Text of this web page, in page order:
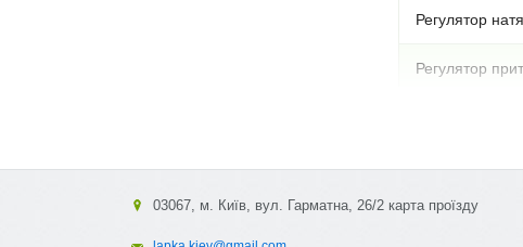
Регулятор
Регулятор
Система
03067, м. Київ, вул. Гарматна, 26/2 карта проїзду